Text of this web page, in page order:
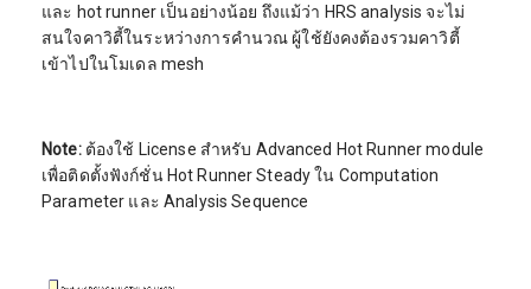
และ hot runner เป็นอย่างน้อย ถึงแม้ว่า HRS analysis จะไม่
สนใจคาวิตี้ในระหว่างการคำนวณ ผู้ใช้ยังคงต้องรวมคาวิตี้
เข้าไปในโมเดล mesh
Note:ต้องใช้ License สำหรับ Advanced Hot Runner module
เพื่อติดตั้งฟังก์ชั่น Hot Runner Steady ใน Computation
Parameter และ Analysis Sequence